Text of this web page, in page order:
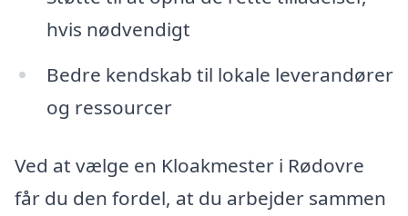
hvis nødvendigt
Bedre kendskab til lokale leverandører
og ressourcer
Ved at vælge en Kloakmester i Rødovre
får du den fordel, at du arbejder sammen